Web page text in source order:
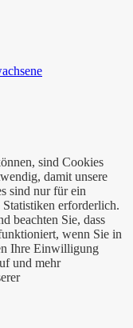
sind Cookies
damit unsere
sind nur für ein
erforderlich.
beachten Sie, dass
wenn Sie in
Ihre Einwilligung
und mehr